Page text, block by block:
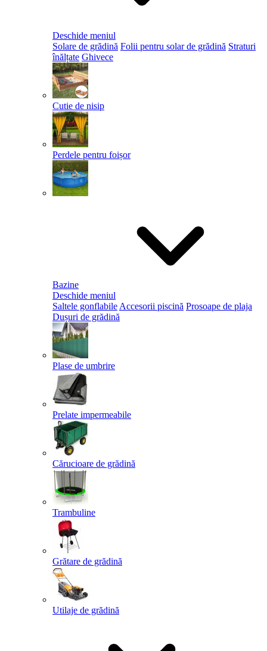
Deschide meniul
Solare de grădină Folii pentru solar de grădină Straturi
înălțate Ghivece
Cutie de nisip
Perdele pentru foișor
Bazine
Deschide meniul
Saltele gonflabile Accesorii piscină Prosoape de plaja
Dușuri de grădină
Plase de umbrire
Prelate impermeabile
Cărucioare de grădină
Trambuline
Grătare de grădină
Utilaje de grădină